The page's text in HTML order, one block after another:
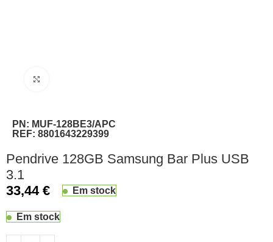
PN: MUF-128BE3/APC
REF:8801643229399
Pendrive 128GB Samsung Bar Plus USB
3.1
33,44€ Em stock
Em stock